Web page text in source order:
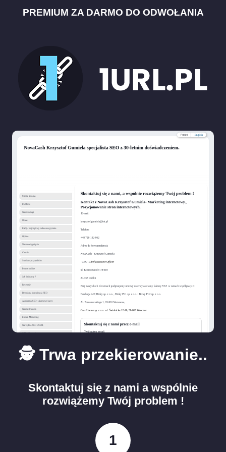
PREMIUM ZA DARMO DO ODWOŁANIA
🕵️ Trwa przekierowanie..
Skontaktuj się z nami a wspólnie
rozwiążemy Twój problem !
1